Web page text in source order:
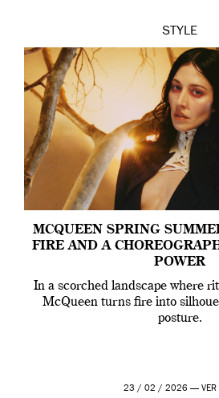
STYLE
MCQUEEN SPRING
FIRE AND A
POWER
In a scorched landscape where
McQueen turns fire into
posture.
23 / 02 / 2026 — VER